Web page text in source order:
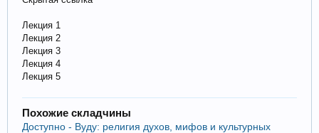
Лекция 1
Лекция 2
Лекция 3
Лекция 4
Лекция 5
Похожие складчины
Доступно - Вуду: религия духов, мифов и культурных